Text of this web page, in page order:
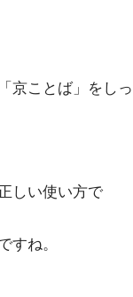
京ことば」をしっ
しい使い方で
すね。